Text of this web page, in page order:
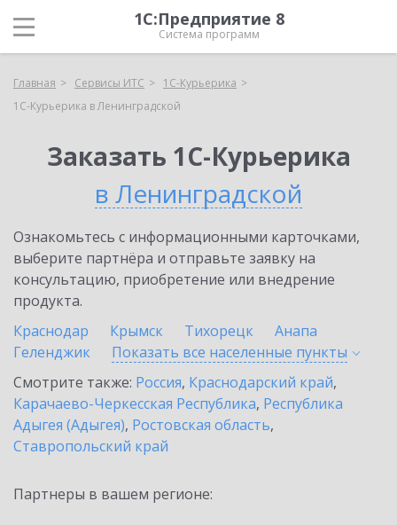
1С:Предприятие 8
Система программ
Главная Сервисы ИТС
1С-Курьерика
1С-Курьерика в Ленинградской
Заказать 1С-Курьерика
в Ленинградской
Ознакомьтесь с информационными карточками,
выберите партнёра и отправьте заявку на
консультацию, приобретение или внедрение
продукта.
Краснодар
Крымск Тихорецк
Анапа
Геленджик
Показать все населенные пункты
Смотрите также: Россия, Краснодарский край,
Карачаево-Черкесская Республика, Республика
Адыгея (Адыгея), Ростовская область,
Ставропольский край
Партнеры в вашем регионе: